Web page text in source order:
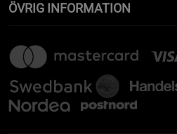
ÖVRIG INFORMATION